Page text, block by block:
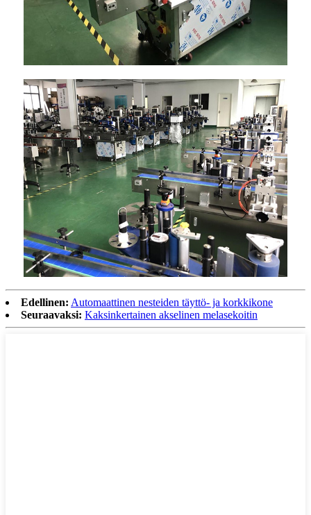
Edellinen: Automaattinen nesteiden täyttö- ja korkkikone
Seuraavaksi: Kaksinkertainen akselinen melasekoitin